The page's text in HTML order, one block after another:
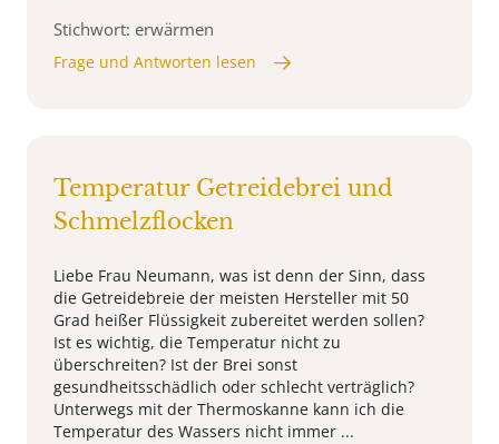
Stichwort: erwärmen
Frage und Antworten lesen
Temperatur Getreidebrei und
Schmelzflocken
Liebe Frau Neumann, was ist denn der Sinn, dass
die Getreidebreie der meisten Hersteller mit 50
Grad heißer Flüssigkeit zubereitet werden sollen?
Ist es wichtig, die Temperatur nicht zu
überschreiten? Ist der Brei sonst
gesundheitsschädlich oder schlecht verträglich?
Unterwegs mit der Thermoskanne kann ich die
Temperatur des Wassers nicht immer ...